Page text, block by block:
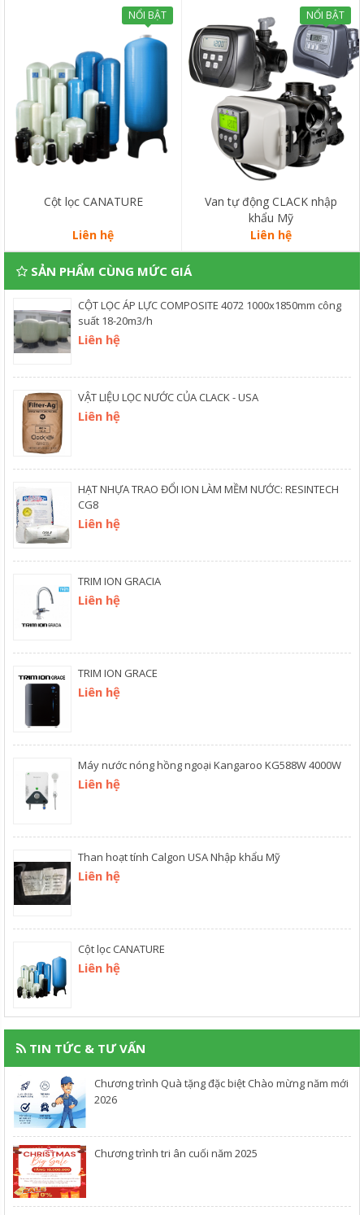
NỔI BẬT
Cột lọc CANATURE
Liên hệ
NỔI BẬT
Van tự động CLACK nhập
khẩu Mỹ
Liên hệ
SẢN PHẨM CÙNG MỨC GIÁ
CỘT LỌC ÁP LỰC COMPOSITE 4072 1000x1850mm công
suất 18-20m3/h
Liên hệ
VẬT LIỆU LỌC NƯỚC CỦA CLACK - USA
Liên hệ
HẠT NHỰA TRAO ĐỔI ION LÀM MỀM NƯỚC: RESINTECH
CG8
Liên hệ
TRIM ION GRACIA
Liên hệ
TRIM ION GRACE
Liên hệ
Máy nước nóng hồng ngoại Kangaroo KG588W 4000W
Liên hệ
Than hoạt tính Calgon USA Nhập khẩu Mỹ
Liên hệ
Cột lọc CANATURE
Liên hệ
TIN TỨC & TƯ VẤN
Chương trình Quà tặng đặc biệt Chào mừng năm mới
2026
Chương trình tri ân cuối năm 2025